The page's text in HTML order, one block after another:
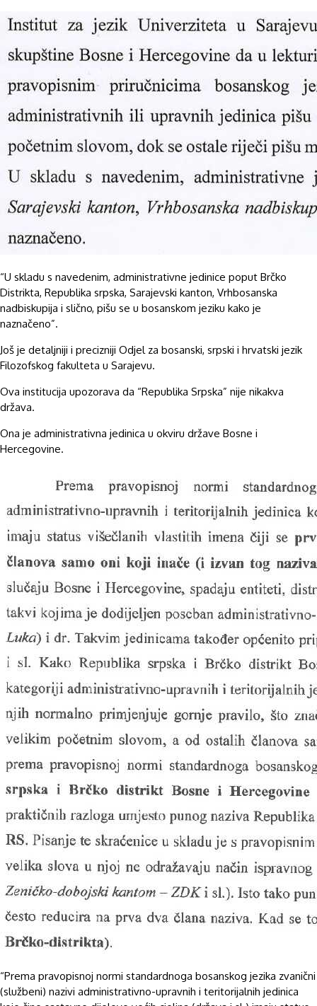
“U skladu s navedenim, administrativne jedinice poput Brčko
Distrikta, Republika srpska, Sarajevski kanton, Vrhbosanska
nadbiskupija i slično, pišu se u bosanskom jeziku kako je
naznačeno”.
Još je detaljniji i precizniji Odjel za bosanski, srpski i hrvatski jezik
Filozofskog fakulteta u Sarajevu.
Ova institucija upozorava da “Republika Srpska” nije nikakva
država.
Ona je administrativna jedinica u okviru države Bosne i
Hercegovine.
“Prema pravopisnoj normi standardnoga bosanskog jezika zvanični
(službeni) nazivi administrativno-upravnih i teritorijalnih jedinica